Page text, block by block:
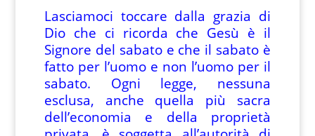
Lasciamoci toccare dalla grazia di
Dio che ci ricorda che Gesù è il
Signore del sabato e che il sabato è
fatto per l’uomo e non l’uomo per il
sabato. Ogni legge, nessuna
esclusa, anche quella più sacra
dell’economia e della proprietà